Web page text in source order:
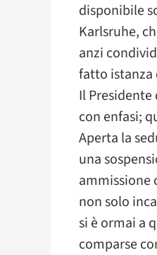
disponibile
Karlsruhe,
anzi
fatto istanza
Il
con enfasi;
Aperta la
una
ammissione
non solo
si è ormai a
comparse